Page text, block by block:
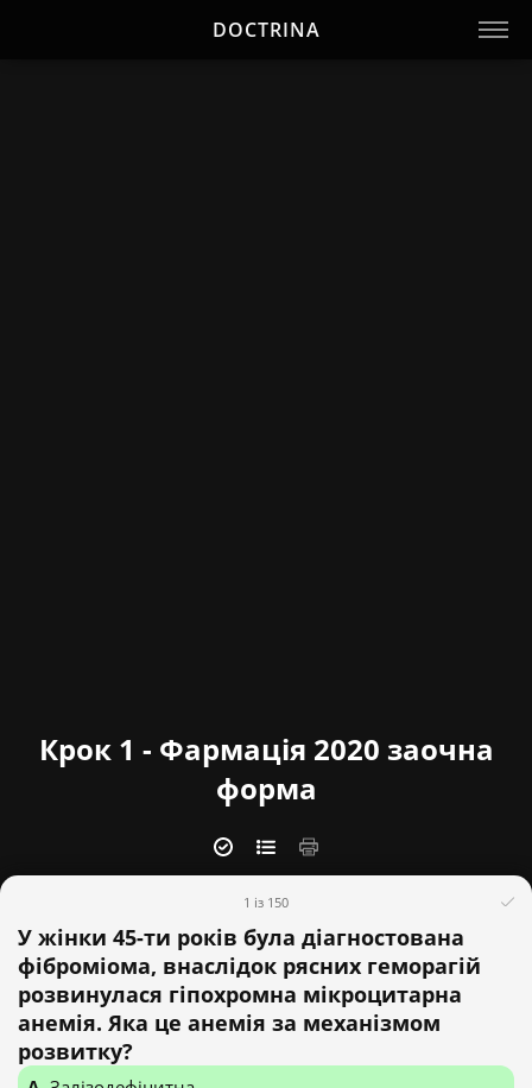
DOCTRINA
Крок 1 - Фармація 2020 заочна
форма
1 із 150
У жінки 45-ти років була діагностована
фіброміома, внаслідок рясних геморагій
розвинулася гіпохромна мікроцитарна
анемія. Яка це анемія за механізмом
розвитку?